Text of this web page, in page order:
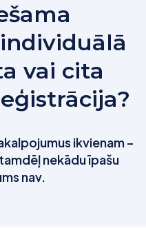
vai cita
ikvienam –
nekādu īpašu
nav.